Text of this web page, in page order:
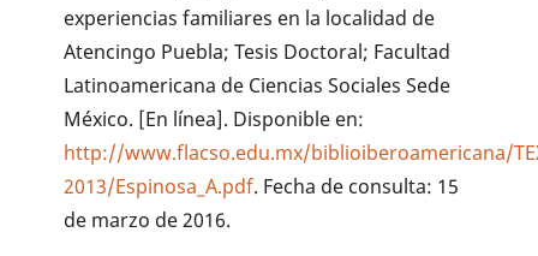
experiencias familiares en la localidad de
Atencingo Puebla; Tesis Doctoral; Facultad
Latinoamericana de Ciencias Sociales Sede
México. [En línea]. Disponible en:
http://www.flacso.edu.mx/biblioiberoamericana/
2013/Espinosa_A.pdf. Fecha de consulta: 15
de marzo de 2016.